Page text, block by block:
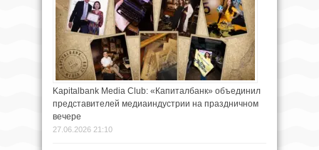
Kapitalbank Media Club: «Капиталбанк» объединил
представителей медиаиндустрии на праздничном
вечере
27.06.2026 21:10